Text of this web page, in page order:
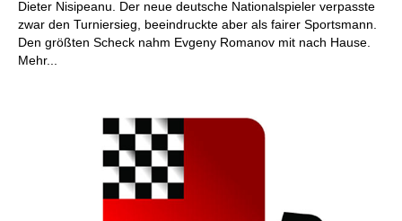
Dieter Nisipeanu. Der neue deutsche Nationalspieler verpasste
zwar den Turniersieg, beeindruckte aber als fairer Sportsmann.
Den größten Scheck nahm Evgeny Romanov mit nach Hause.
Mehr...